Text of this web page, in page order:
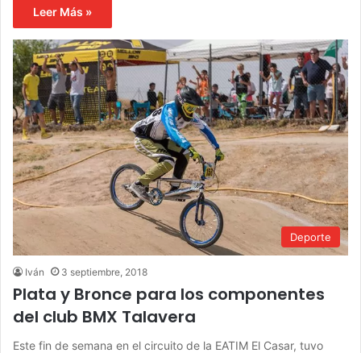
Leer Más »
Deporte
Iván 3 septiembre, 2018
Plata y Bronce para los componentes
del club BMX Talavera
Este fin de semana en el circuito de la EATIM El Casar, tuvo